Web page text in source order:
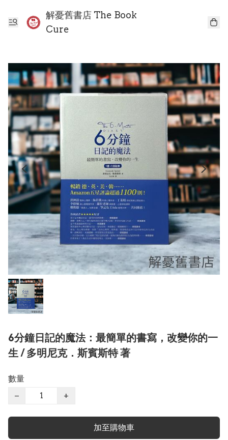
解憂舊書店 The Book
Cure
6分鐘日記的魔法：最簡單的書寫，改變你的一
生 / 多明尼克．斯賓斯特 著
數量
−
+
加至購物車